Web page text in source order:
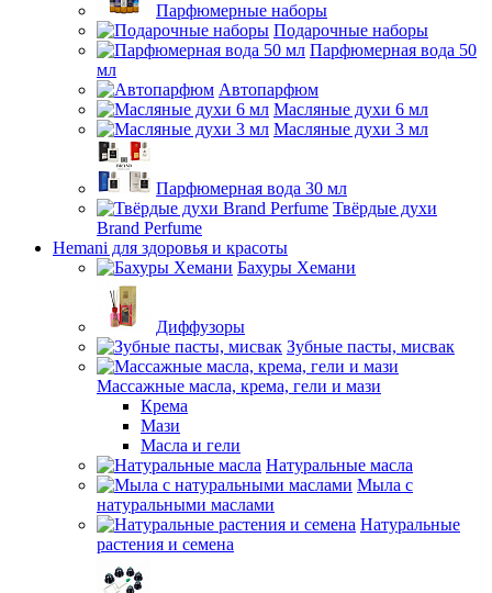
Парфюмерные наборы
Подарочные наборы
Парфюмерная вода 50
мл
Автопарфюм
Масляные духи 6 мл
Масляные духи 3 мл
Парфюмерная вода 30 мл
Твёрдые духи
Brand Perfume
Hemani для здоровья и красоты
Бахуры Хемани
Диффузоры
Зубные пасты, мисвак
Массажные масла, крема, гели и мази
Крема
Мази
Масла и гели
Натуральные масла
Мыла с
натуральными маслами
Натуральные
растения и семена